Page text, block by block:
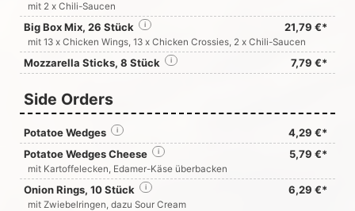
mit 2 x Chili-Saucen
Big Box Mix, 26 Stück 21,79 €*
i
mit 13 x Chicken Wings, 13 x Chicken Crossies, 2 x Chili-Saucen
Mozzarella Sticks, 8 Stück 7,79 €*
i
Side Orders
Potatoe Wedges 4,29 €*
i
Potatoe Wedges Cheese 5,79 €*
i
mit Kartoffelecken, Edamer-Käse überbacken
Onion Rings, 10 Stück 6,29 €*
i
mit Zwiebelringen, dazu Sour Cream